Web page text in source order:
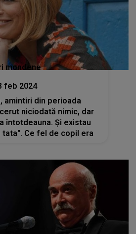
mondene
feb 2024
amintiri din perioada
niciodată nimic, dar
întotdeauna. Și existau
Ce fel de copil era